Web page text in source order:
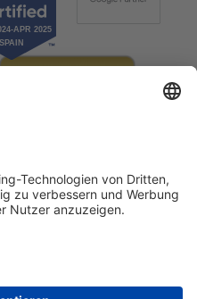
Deutschland GmbH